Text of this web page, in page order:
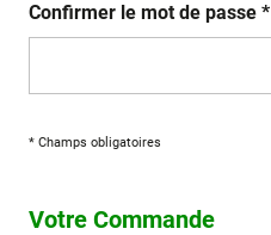
Confirmer le mot de passe *
* Champs obligatoires
Votre Commande